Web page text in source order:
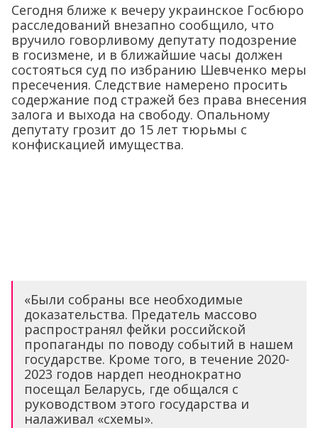
Сегодня ближе к вечеру украинское Госбюро
расследований внезапно сообщило, что
вручило говорливому депутату подозрение
в госизмене, и в ближайшие часы должен
состояться суд по избранию Шевченко меры
пресечения. Следствие намерено просить
содержание под стражей без права внесения
залога и выхода на свободу. Опальному
депутату грозит до 15 лет тюрьмы с
конфискацией имущества.
«Были собраны все необходимые
доказательства. Предатель массово
распространял фейки российской
пропаганды по поводу событий в нашем
государстве. Кроме того, в течение 2020-
2023 годов нардеп неоднократно
посещал Беларусь, где общался с
руководством этого государства и
налаживал «схемы».